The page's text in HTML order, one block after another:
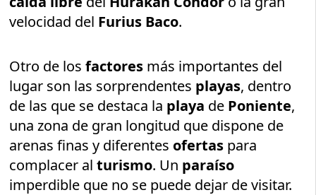
velocidad del Furius Baco.
Otro de losfactores más importantes del
lugar son las sorprendentes playas, dentro
de las que se destaca la playa de Poniente,
una zona de gran longitud que dispone de
arenas finas y diferentes ofertas para
complacer alturismo. Un paraíso
imperdible que no se puede dejar de visitar.